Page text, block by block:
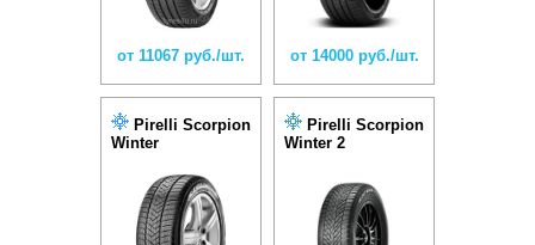
от 11067 руб./шт. от 14000 руб./шт.
Pirelli Scorpion
Winter
Pirelli Scorpion
Winter 2